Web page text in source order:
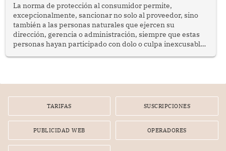
La norma de protección al consumidor permite,
excepcionalmente, sancionar no solo al proveedor, sino
también a las personas naturales que ejercen su
dirección, gerencia o administración, siempre que estas
personas hayan participado con dolo o culpa inexcusable
por la frustrada realización de un meet and greet con
TARIFAS SUSCRIPCIONES
PUBLICIDAD WEB OPERADORES